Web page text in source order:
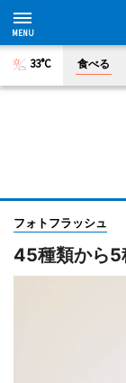
33°C 食べる
フォトフラッシュ
45種類から5